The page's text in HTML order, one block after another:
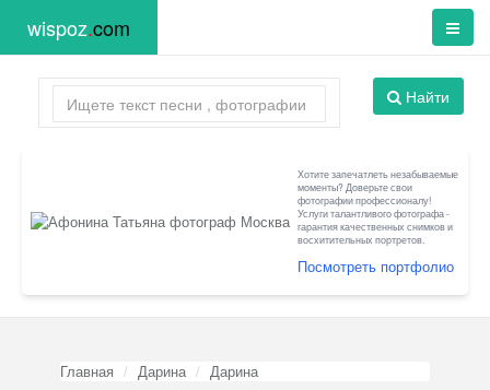
wispoz.com
Найти
Хотите запечатлеть незабываемые
моменты? Доверьте свои
фотографии профессионалу!
Услуги талантливого фотографа -
гарантия качественных снимков и
восхитительных портретов.
Посмотреть портфолио
Главная Дарина Дарина